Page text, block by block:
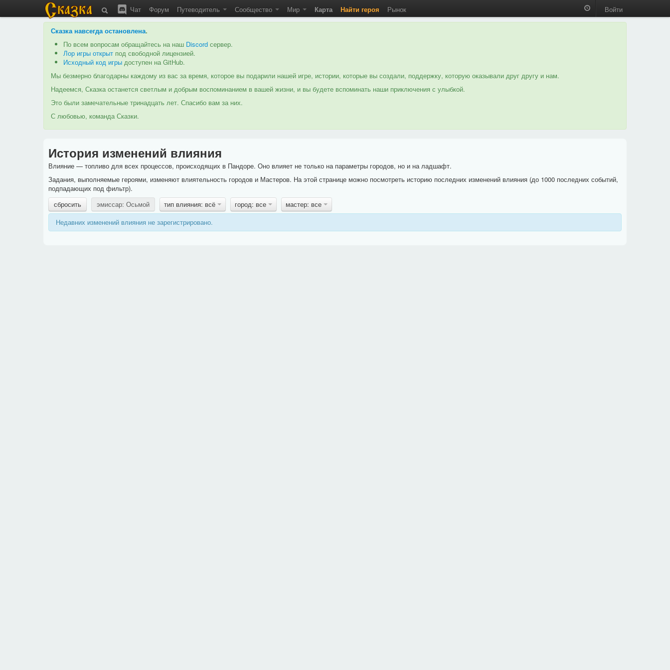
Чат Форум Путеводитель Сообщество Мир Карта Найти героя Рынок Войти
Сказка навсегда остановлена.
По всем вопросам обращайтесь на наш Discord сервер.
Лор игры открыт под свободной лицензией.
Исходный код игры доступен на GitHub.
Мы безмерно благодарны каждому из вас за время, которое вы подарили нашей игре, истории, которые вы создали, поддержку, которую оказывали друг другу и нам.
Надеемся, Сказка останется светлым и добрым воспоминанием в вашей жизни, и вы будете вспоминать наши приключения с улыбкой.
Это были замечательные тринадцать лет. Спасибо вам за них.
С любовью, команда Сказки.
История изменений влияния
Влияние — топливо для всех процессов, происходящих в Пандоре. Оно влияет не только на параметры городов, но и на ладшафт.
Задания, выполняемые героями, изменяют влиятельность городов и Мастеров. На этой странице можно посмотреть историю последних изменений влияния (до 1000 последних событий,
подпадающих под фильтр).
сбросить
эмиссар: Осьмой тип влияния: всё город: все
мастер: все
Недавних изменений влияния не зарегистрировано.